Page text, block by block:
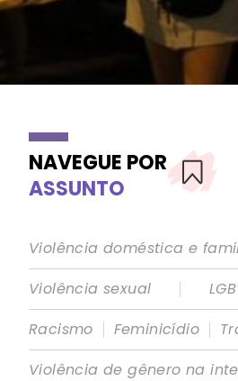
NAVEGUE POR
ASSUNTO
Violência doméstica e
Violência sexual
|
Racismo | Feminicídio |
Violência de gênero na